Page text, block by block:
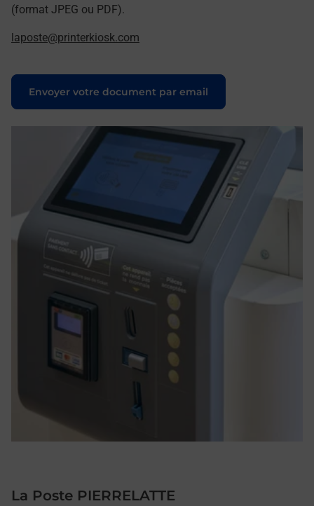
(format JPEG ou PDF).
laposte@printerkiosk.com
Envoyer votre document par email
Le lien s'ouvre dans un nouvel onglet
La Poste PIERRELATTE